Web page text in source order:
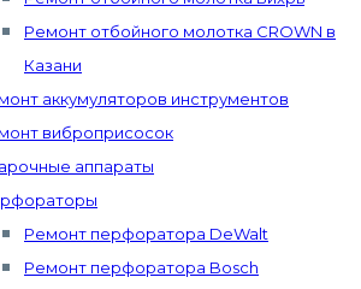
Ремонт отбойного молотка CROWN в
Казани
аккумуляторов инструментов
виброприсосок
аппараты
Ремонт перфоратора DeWalt
Ремонт перфоратора Bosch